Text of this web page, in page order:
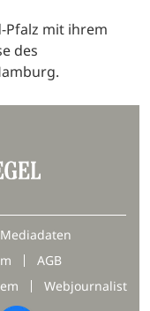
Pfalz mit ihrem
des
Mediadaten
AGB
Webjournalist